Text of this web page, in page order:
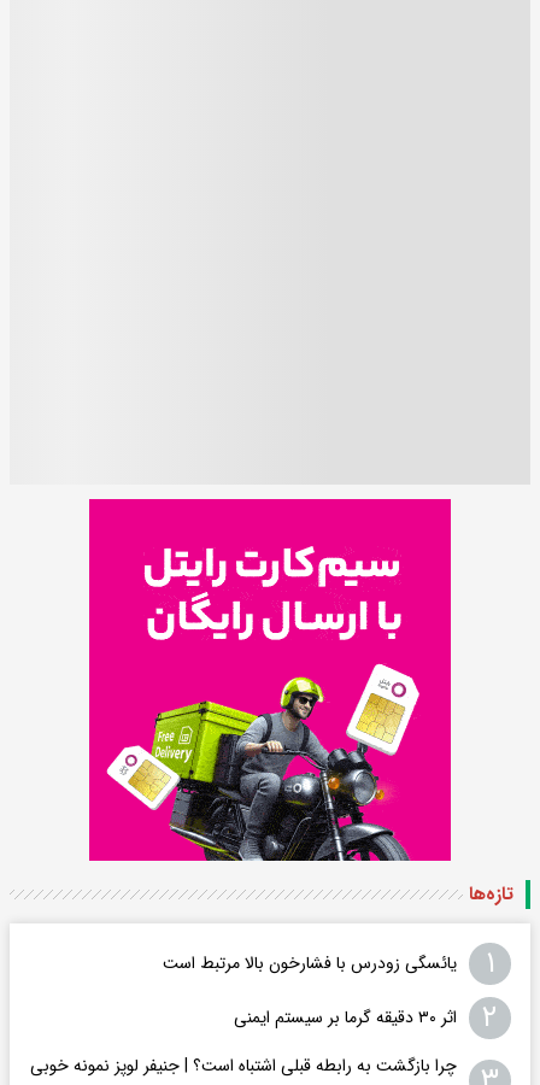
تازه‌ها
۱ یائسگی زودرس با فشارخون بالا مرتبط است
۲ اثر ۳۰ دقیقه گرما بر سیستم ایمنی
چرا بازگشت به رابطه قبلی اشتباه است؟ | جنیفر لوپز نمونه خوبی